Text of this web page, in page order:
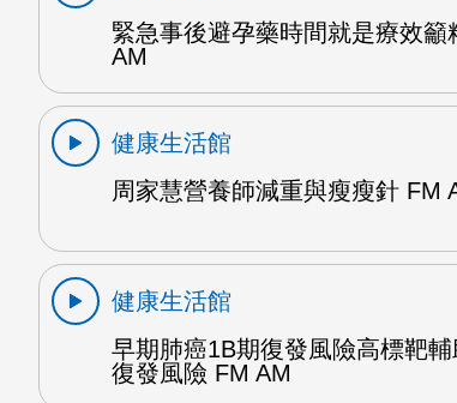
緊急事後避孕藥時間就是療效籲
AM
健康生活館
周家慧營養師減重與瘦瘦針 FM
健康生活館
早期肺癌1B期復發風險高標靶
復發風險 FM AM